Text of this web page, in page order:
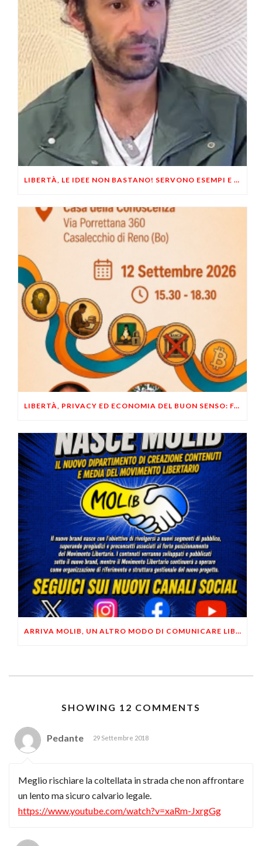
LIBERTÀ, LE IDEE NON BASTANO! SERVONO ESEMPI E UN PO’ DI COERENZA
LIBERTÀ, PRIVACY ED ECONOMIA DEL BUON SENSO: FACCO E MUSUMECI A CASALECCHIO DI RENO (BO)
ARRIVA MOLIB, UN ALTRO MODO DI COMUNICARE LIBERTARIO
SHOWING 12 COMMENTS
Pedante 29 Settembre 2018
Meglio rischiare la coltellata in strada che non affrontare
un lento ma sicuro calvario legale.
https://www.youtube.com/watch?v=xaRm-JxrgGg